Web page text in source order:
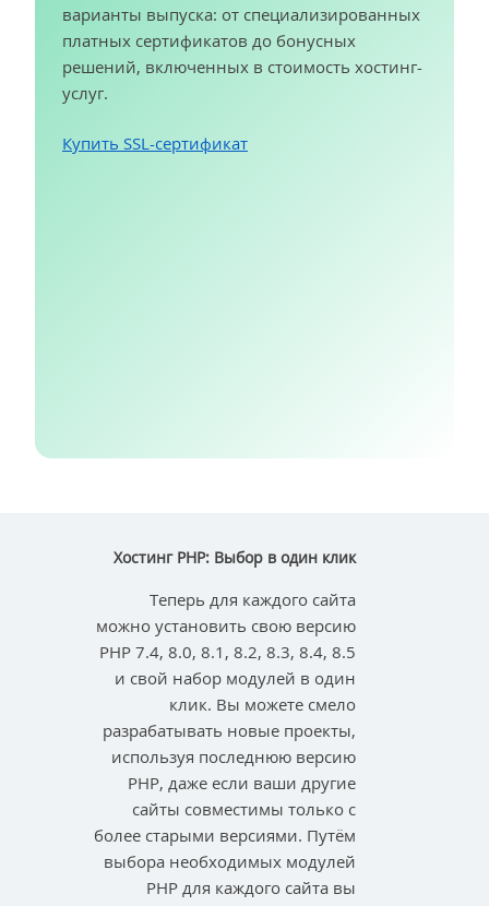
варианты выпуска: от специализированных
платных сертификатов до бонусных
решений, включенных в стоимость хостинг-
услуг.
Купить SSL-сертификат
Хостинг PHP: Выбор в один клик
Теперь для каждого сайта
можно установить свою версию
PHP 7.4, 8.0, 8.1, 8.2, 8.3, 8.4, 8.5
и свой набор модулей в один
клик. Вы можете смело
разрабатывать новые проекты,
используя последнюю версию
PHP, даже если ваши другие
сайты совместимы только с
более старыми версиями. Путём
выбора необходимых модулей
PHP для каждого сайта вы